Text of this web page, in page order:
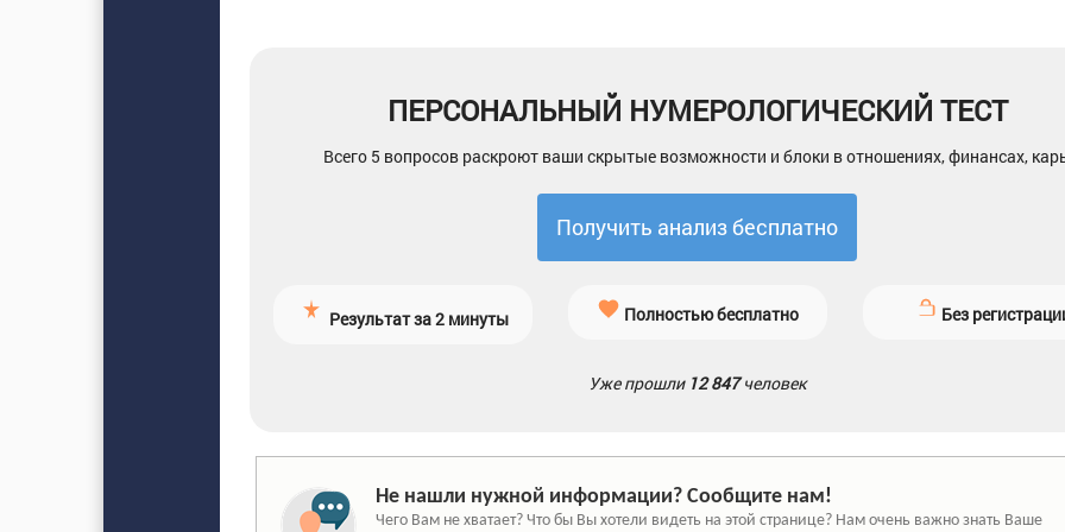
ПЕРСОНАЛЬНЫЙ НУМЕРОЛОГИЧЕСКИЙ ТЕСТ
Всего 5 вопросов раскроют ваши скрытые возможности и блоки в отношениях, финансах,
Получить анализ бесплатно
Результат за 2 минуты Полностью бесплатно Без
Уже прошли 12 847человек
Не нашли нужной информации? Сообщите нам!
Чего Вам не хватает? Что бы Вы хотели видеть на этой странице? Нам очень важно знать Ваше